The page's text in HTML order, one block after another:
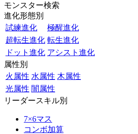
モンスター検索
進化形態別
試練進化
極醒進化
超転生進化 転生進化
ドット進化 アシスト進化
属性別
火属性 水属性 木属性
光属性 闇属性
リーダースキル別
7×6マス
コンボ加算